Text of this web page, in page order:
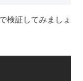
検証してみましょ